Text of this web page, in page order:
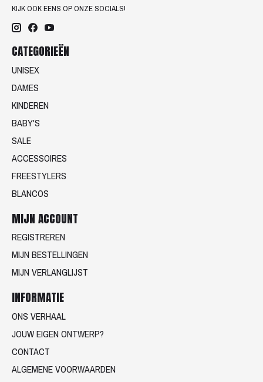
KIJK OOK EENS OP ONZE SOCIALS!
CATEGORIEËN
UNISEX
DAMES
KINDEREN
BABY'S
SALE
ACCESSOIRES
FREESTYLERS
BLANCOS
MIJN ACCOUNT
REGISTREREN
MIJN BESTELLINGEN
MIJN VERLANGLIJST
INFORMATIE
ONS VERHAAL
JOUW EIGEN ONTWERP?
CONTACT
ALGEMENE VOORWAARDEN